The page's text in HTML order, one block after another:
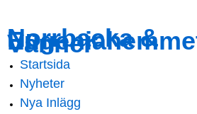
main
content
navigation
Norrbacka &
Vänner
Main menu
Startsida
Nyheter
Nya Inlägg